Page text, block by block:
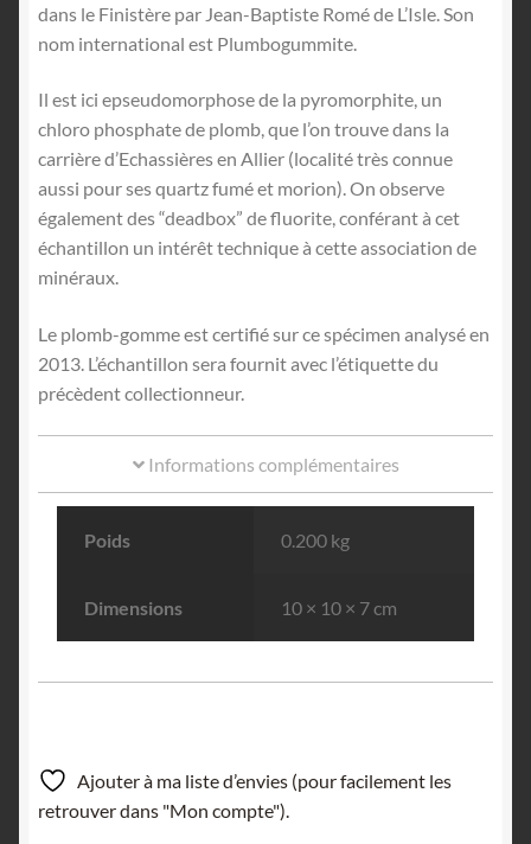
dans le Finistère par Jean-Baptiste Romé de L’Isle. Son
nom international est Plumbogummite.
Il est ici epseudomorphose de la pyromorphite, un
chloro phosphate de plomb, que l’on trouve dans la
carrière d’Echassières en Allier (localité très connue
aussi pour ses quartz fumé et morion). On observe
également des “deadbox” de fluorite, conférant à cet
échantillon un intérêt technique à cette association de
minéraux.
Le plomb-gomme est certifié sur ce spécimen analysé en
2013. L’échantillon sera fournit avec l’étiquette du
précèdent collectionneur.
Informations complémentaires
Poids 0.200 kg
Dimensions 10 × 10 × 7 cm
Ajouter à ma liste d’envies (pour facilement les
retrouver dans "Mon compte").